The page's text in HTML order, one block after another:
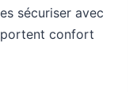
sécuriser avec
confort